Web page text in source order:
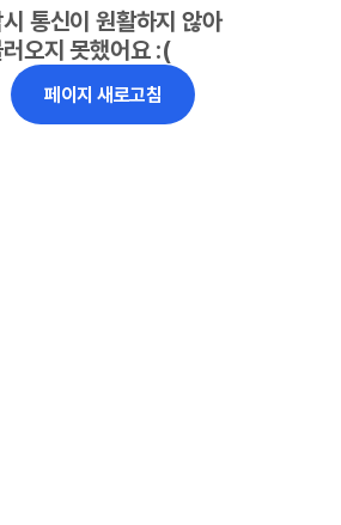
통신이 원활하지 않아
오지 못했어요 :(
페이지 새로고침